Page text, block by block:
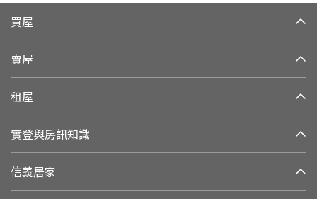
買屋
賣屋
租屋
實登與房訊知識
信義居家